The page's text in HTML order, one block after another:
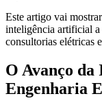
Este artigo vai
inteligência artificial a
consultorias elétricas
O Avanço
Engenharia